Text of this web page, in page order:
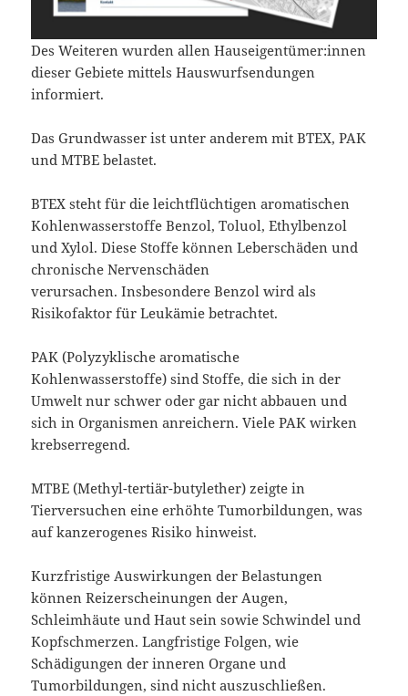
Des Weiteren wurden allen Hauseigentümer:innen
dieser Gebiete mittels Hauswurfsendungen
informiert.
Das Grundwasser ist unter anderem mit BTEX, PAK
und MTBE belastet.
BTEX steht für die leichtflüchtigen aromatischen
Kohlenwasserstoffe Benzol, Toluol, Ethylbenzol
und Xylol. Diese Stoffe können Leberschäden und
chronische Nervenschäden
verursachen. Insbesondere Benzol wird als
Risikofaktor für Leukämie betrachtet.
PAK (Polyzyklische aromatische
Kohlenwasserstoffe) sind Stoffe, die sich in der
Umwelt nur schwer oder gar nicht abbauen und
sich in Organismen anreichern. Viele PAK wirken
krebserregend.
MTBE (Methyl-tertiär-butylether) zeigte in
Tierversuchen eine erhöhte Tumorbildungen, was
auf kanzerogenes Risiko hinweist.
Kurzfristige Auswirkungen der Belastungen
können Reizerscheinungen der Augen,
Schleimhäute und Haut sein sowie Schwindel und
Kopfschmerzen. Langfristige Folgen, wie
Schädigungen der inneren Organe und
Tumorbildungen, sind nicht auszuschließen.